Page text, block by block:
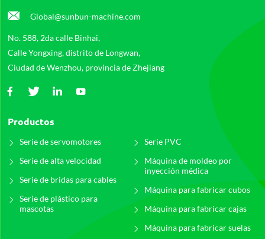
Global@sunbun-machine.com
No. 588, 2da calle Binhai,
Calle Yongxing, distrito de Longwan,
Ciudad de Wenzhou, provincia de Zhejiang
Productos
Serie de servomotores
Serie de alta velocidad
Serie de bridas para cables
Serie de plástico para
mascotas
Serie PVC
Máquina de moldeo por
inyección médica
Máquina para fabricar cubos
Máquina para fabricar cajas
Máquina para fabricar suelas